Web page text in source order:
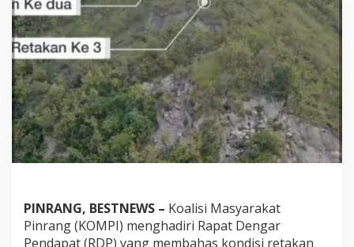
v
t
a
s
T
a
m
b
a
n
g
d
u
g
PINRANG, BESTNEWS – Koalisi Masyarakat
Pinrang (KOMPI) menghadiri Rapat Dengar
Pendapat (RDP) yang membahas kondisi retakan